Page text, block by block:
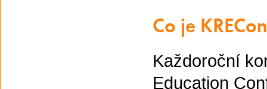
Co je KRECon
Každoroční
Education